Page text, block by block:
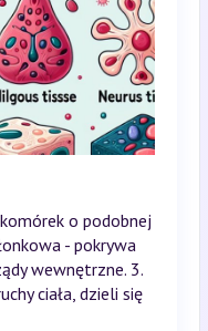
o podobnej
- pokrywa
wewnętrzne. 3.
ciała, dzieli się